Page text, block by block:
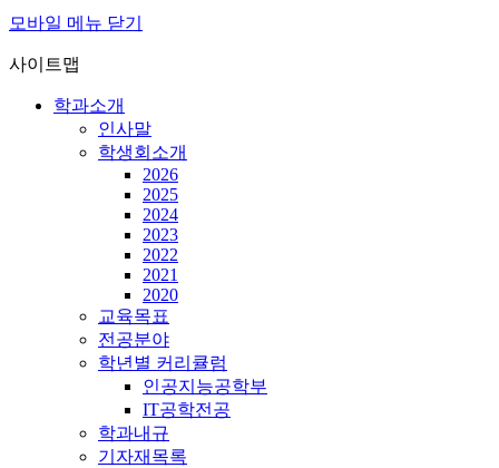
모바일 메뉴 닫기
사이트맵
학과소개
인사말
학생회소개
2026
2025
2024
2023
2022
2021
2020
교육목표
전공분야
학년별 커리큘럼
인공지능공학부
IT공학전공
학과내규
기자재목록